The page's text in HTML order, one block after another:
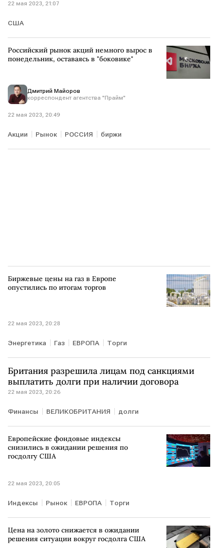
22 мая 2023, 21:07
США
Российский рынок акций немного вырос в
понедельник, оставаясь в "боковике"
Дмитрий Майоров
корреспондент агентства "Прайм"
22 мая 2023, 20:49
Акции Рынок РОССИЯ биржи
Биржевые цены на газ в Европе
опустились по итогам торгов
22 мая 2023, 20:28
Энергетика Газ ЕВРОПА Торги
Британия разрешила лицам под санкциями
выплатить долги при наличии договора
22 мая 2023, 20:26
Финансы ВЕЛИКОБРИТАНИЯ долги
Европейские фондовые индексы
снизились в ожидании решения по
госдолгу США
22 мая 2023, 20:05
Индексы Рынок ЕВРОПА Торги
Цена на золото снижается в ожидании
решения ситуации вокруг госдолга США